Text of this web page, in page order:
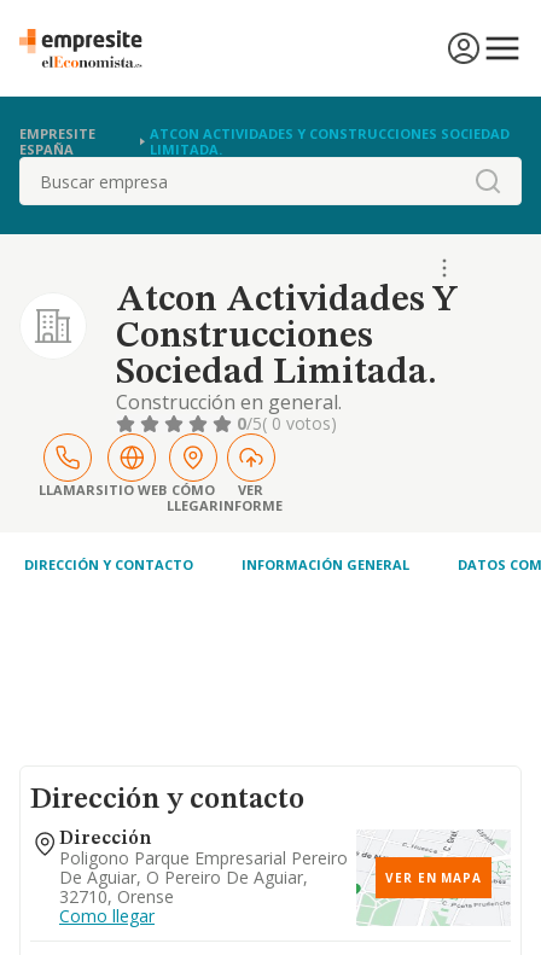
EMPRESITE
ESPAÑA
ATCON ACTIVIDADES Y CONSTRUCCIONES SOCIEDAD
LIMITADA.
Buscar
Atcon Actividades Y
Construcciones
Sociedad Limitada.
Construcción en general.
0/5( 0 votos)
LLAMARSITIO WEB CÓMO
LLEGAR
VER
INFORME
DIRECCIÓN Y CONTACTO INFORMACIÓN GENERAL DATOS
Dirección y contacto
Dirección
Poligono Parque Empresarial Pereiro
De Aguiar, O Pereiro De Aguiar,
32710, Orense
Como llegar
VER EN MAPA